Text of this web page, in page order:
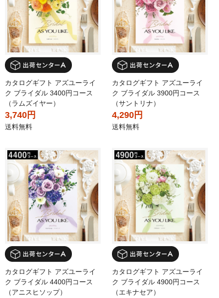
カタログギフト アズユーライ
ク ブライダル 3400円コース
（ラムズイヤー）
3,740円
送料無料
カタログギフト アズユーライ
ク ブライダル 3900円コース
（サントリナ）
4,290円
送料無料
カタログギフト アズユーライ
ク ブライダル 4400円コース
（アニスヒソップ）
カタログギフト アズユーライ
ク ブライダル 4900円コース
（エキナセア）